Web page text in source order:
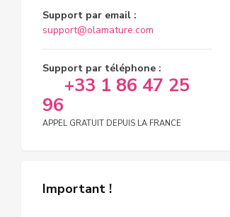
Support par email :
support@olamature.com
Support par téléphone :
+33 1 86 47 25
96
APPEL GRATUIT DEPUIS LA FRANCE
Important !